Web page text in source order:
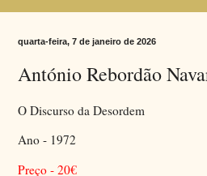
quarta-feira, 7 de janeiro de 2026
António Rebordão
O Discurso da Desordem
Ano - 1972
Preço - 20€